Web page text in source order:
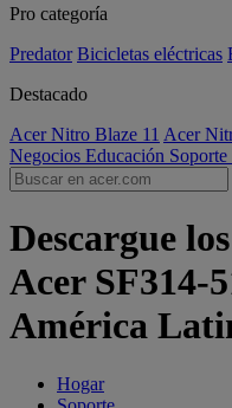
Pro categoría
Predator Bicicletas eléctricas
Destacado
Acer Nitro Blaze 11 Acer
Negocios Educación Soporte
Descargue
Acer SF314-
América
Hogar